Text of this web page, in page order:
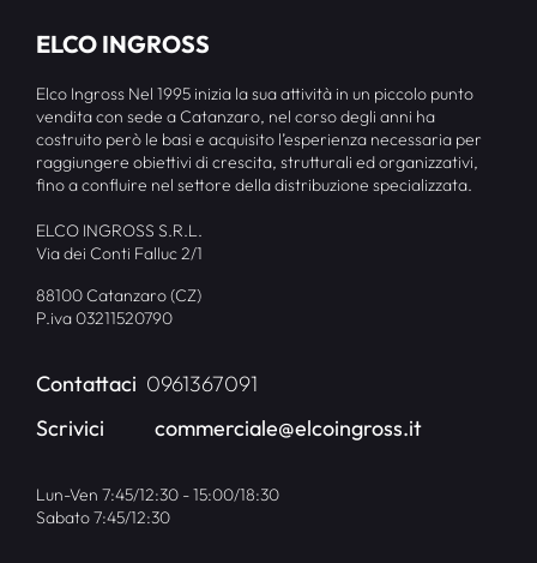
ELCO INGROSS
Elco Ingross Nel 1995 inizia la sua attività in un piccolo punto
vendita con sede a Catanzaro, nel corso degli anni ha
costruito però le basi e acquisito l’esperienza necessaria per
raggiungere obiettivi di crescita, strutturali ed organizzativi,
fino a confluire nel settore della distribuzione specializzata.
ELCO INGROSS S.R.L.
Via dei Conti Falluc 2/1
88100 Catanzaro (CZ)
P.iva 03211520790
Contattaci 0961367091
Scrivici
commerciale@elcoingross.it
Lun-Ven 7:45/12:30 - 15:00/18:30
Sabato 7:45/12:30